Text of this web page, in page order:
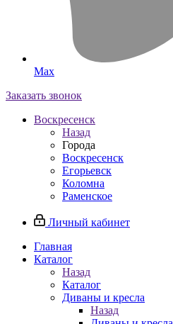
Max
Заказать звонок
Воскресенск
Назад
Города
Воскресенск
Егорьевск
Коломна
Раменское
Личный кабинет
Главная
Каталог
Назад
Каталог
Диваны и кресла
Назад